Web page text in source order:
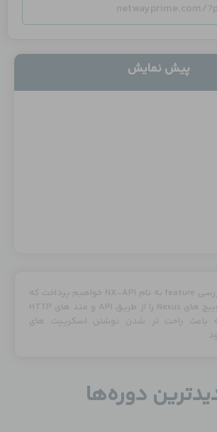
پیش نمایش
در این ویدیو به بررسی feature به نام NX-API خواهیم پرداخت که
امکان مدیریت سوییچ های Nexus را از طریق API و متد های HTTP
باعث راحت تر شدن نوشتن اسکریپت های
netwayprime.com/
دوره‌ها